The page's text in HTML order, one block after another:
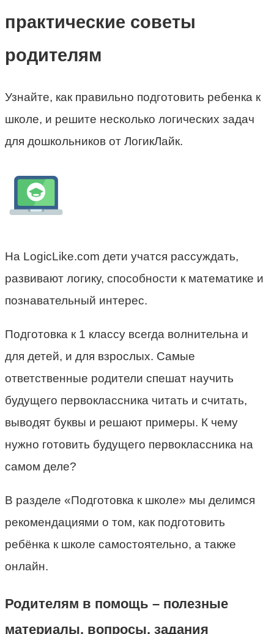
практические советы
родителям
Узнайте, как правильно подготовить ребенка к
школе, и решите несколько логических задач
для дошкольников от ЛогикЛайк.
На LogicLike.com дети учатся рассуждать,
развивают логику, способности к математике и
познавательный интерес.
Подготовка к 1 классу всегда волнительна и
для детей, и для взрослых. Самые
ответственные родители спешат научить
будущего первоклассника читать и считать,
выводят буквы и решают примеры. К чему
нужно готовить будущего первоклассника на
самом деле?
В разделе «Подготовка к школе» мы делимся
рекомендациями о том, как подготовить
ребёнка к школе самостоятельно, а также
онлайн.
Родителям в помощь – полезные
материалы, вопросы, задания